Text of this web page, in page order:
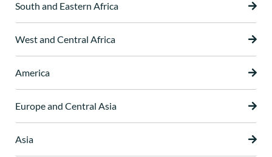
South and Eastern Africa
West and Central Africa
America
Europe and Central Asia
Asia